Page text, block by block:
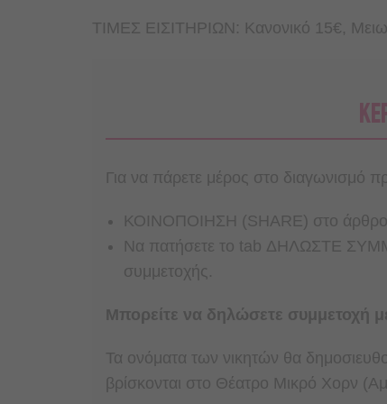
ΤΙΜΕΣ ΕΙΣΙΤΗΡΙΩΝ: Kανονικό 15€,
Για να πάρετε μέρος στο διαγωνισμό
ΚΟΙΝΟΠΟΙΗΣΗ (SHARE) στο άρθρο
Nα πατήσετε το tab ΔΗΛΩΣΤΕ
συμμετοχής.
Μπορείτε να δηλώσετε συμμετοχή
Τα ονόματα των νικητών θα
βρίσκονται στο Θέατρο Μικρό Χορν